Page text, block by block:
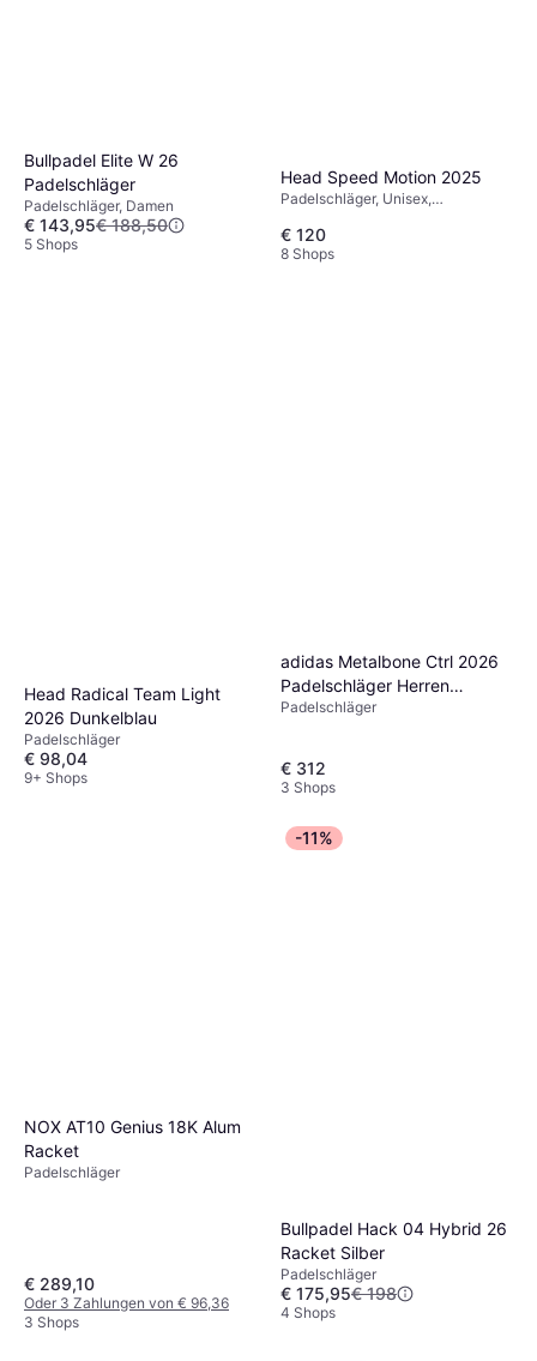
Bullpadel Elite W 26
Padelschläger
Padelschläger, Damen
€ 143,95€ 188,50
5 Shops
Head Speed Motion 2025
Padelschläger, Unisex,
€ 120
8 Shops
Head Radical Team Light
2026 Dunkelblau
Padelschläger
€ 98,04
9+ Shops
adidas Metalbone Ctrl 2026
Padelschläger Herren
Schwarz Weiß
Padelschläger
€ 312
3 Shops
NOX AT10 Genius 18K Alum
Racket
Padelschläger
€ 289,10
Oder 3 Zahlungen von € 96,36
3 Shops
-11%
Bullpadel Hack 04 Hybrid 26
Racket Silber
Padelschläger
€ 175,95€ 198
4 Shops